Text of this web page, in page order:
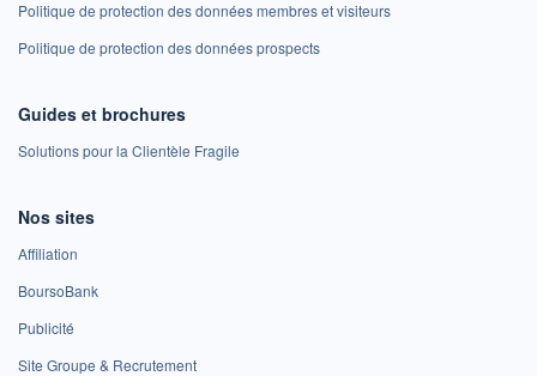
Politique de protection des données membres et visiteurs
Politique de protection des données prospects
Guides et brochures
Solutions pour la Clientèle Fragile
Nos sites
Affiliation
BoursoBank
Publicité
Site Groupe & Recrutement